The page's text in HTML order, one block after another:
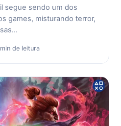
segue sendo um dos
games, misturando terror,
de leitura